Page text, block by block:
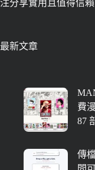
注分享實用且值得信
最新文章
費
87
傳